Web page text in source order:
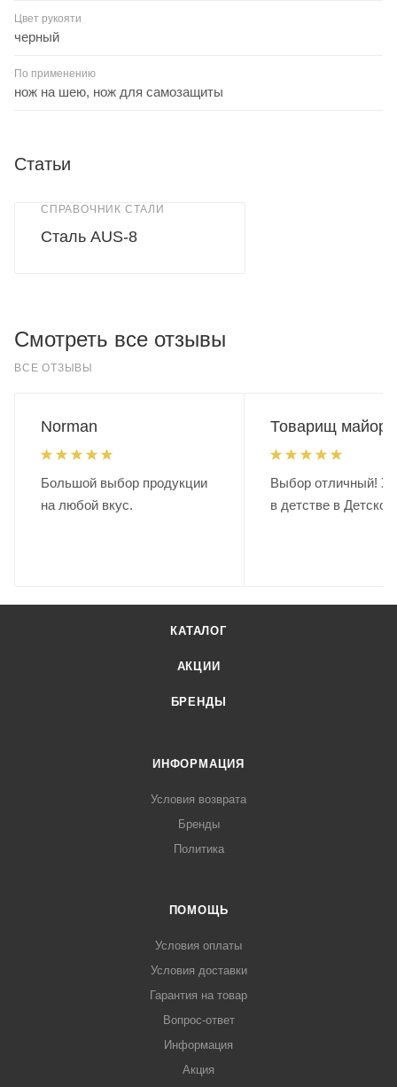
Цвет рукояти
черный
По применению
нож на шею, нож для самозащиты
Статьи
СПРАВОЧНИК СТАЛИ
Сталь AUS-8
Смотреть все отзывы
ВСЕ ОТЗЫВЫ
Norman
Большой выбор продукции
на любой вкус.
Товарищ майор.
Выбор отличный!
в детстве в
КАТАЛОГ
АКЦИИ
БРЕНДЫ
ИНФОРМАЦИЯ
Условия возврата
Бренды
Политика
ПОМОЩЬ
Условия оплаты
Условия доставки
Гарантия на товар
Вопрос-ответ
Информация
Акция